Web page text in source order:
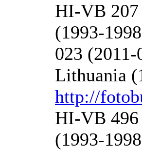
HI-VB 207
(1993-
023
Lithuania
http://
HI-VB
(1993-